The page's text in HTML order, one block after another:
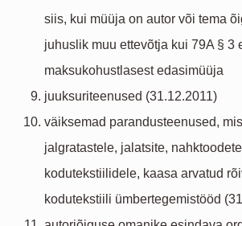
siis, kui müüja on autor või tema
juhuslik muu ettevõtja kui 79A § 3
maksukohustlasest edasimüüja
juuksuriteenused (31.12.2011)
väiksemad parandusteenused,
jalgratastele, jalatsite,
kodutekstiilidele, kaasa arvatud
kodutekstiili ümbertegemistööd